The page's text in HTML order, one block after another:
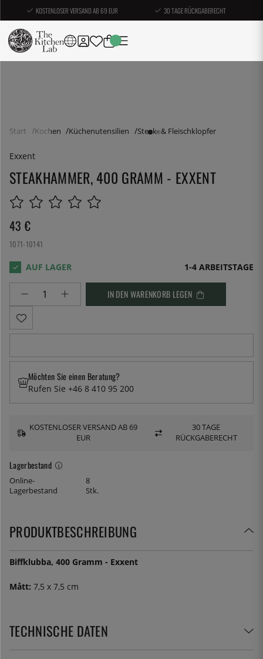
KOSTENLOSER VERSAND AB 69 EUR 30 TAGE RÜCKGABERECHT
Start Kochen Küchenutensilien Steak- & Fleischklopfer
Exxent
STEAKHAMMER, 400 GRAMM - EXXENT
43 €
1071-10141
1-4 ARBEITSTAGE
IN DEN WARENKORB LEGEN
Lagerbestand
Online-
Lagerbestand
8
Stk.
Möchten Sie einen Beratung?
Rufen Sie +46 8 410 95 200
KOSTENLOSER VERSAND AB 69
EUR
30 TAGE
RÜCKGABERECHT
PRODUKTBESCHREIBUNG
Biffklubba, 400 Gramm - Exxent
Mått: 7,5 x 7,5 cm
TECHNISCHE DATEN